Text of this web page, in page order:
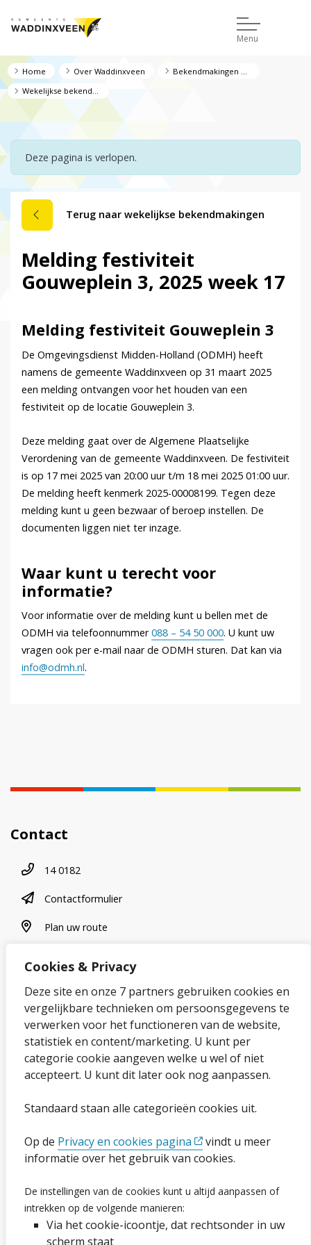
Cookies & Privacy
Deze site en onze 7 partners gebruiken cookies en
vergelijkbare technieken om persoonsgegevens te
verwerken voor het functioneren van de website,
statistiek en content/marketing. U kunt per
categorie cookie aangeven welke u wel of niet
accepteert. U kunt dit later ook nog aanpassen.
Standaard staan alle categorieën cookies uit.
Op de Privacy en cookies pagina
vindt u meer
informatie over het gebruik van cookies.
De instellingen van de cookies kunt u altijd aanpassen of
intrekken op de volgende manieren:
Via het cookie-icoontje, dat rechtsonder in uw
scherm staat
Menu
Home Over Waddinxveen
Wekelijkse bekendmakingen
Deze pagina is verlopen.
Terug naar wekelijkse bekendmakingen
Melding festiviteit
Gouweplein 3, 2025 week 17
Melding festiviteit Gouweplein 3
De Omgevingsdienst Midden-Holland (ODMH) heeft
namens de gemeente Waddinxveen op 31 maart 2025
een melding ontvangen voor het houden van een
festiviteit op de locatie Gouweplein 3.
Deze melding gaat over de Algemene Plaatselijke
Verordening van de gemeente Waddinxveen. De festiviteit
is op 17 mei 2025 van 20:00 uur t/m 18 mei 2025 01:00 uur.
De melding heeft kenmerk 2025-00008199. Tegen deze
melding kunt u geen bezwaar of beroep instellen. De
documenten liggen niet ter inzage.
Waar kunt u terecht voor
informatie?
Voor informatie over de melding kunt u bellen met de
ODMH via telefoonnummer088 – 54 50 000. U kunt uw
vragen ook per e-mail naar de ODMH sturen. Dat kan via
info@odmh.nl.
Contact
Telefoonnummer
14 0182
contactformulier
Contactformulier
plan uw route
Plan uw route
Over onze website
Sitemap
Privacybeleid en cookies
Cookies wijzigen
Ga naar de pagina
Proclaimer en copyright
Webarchief